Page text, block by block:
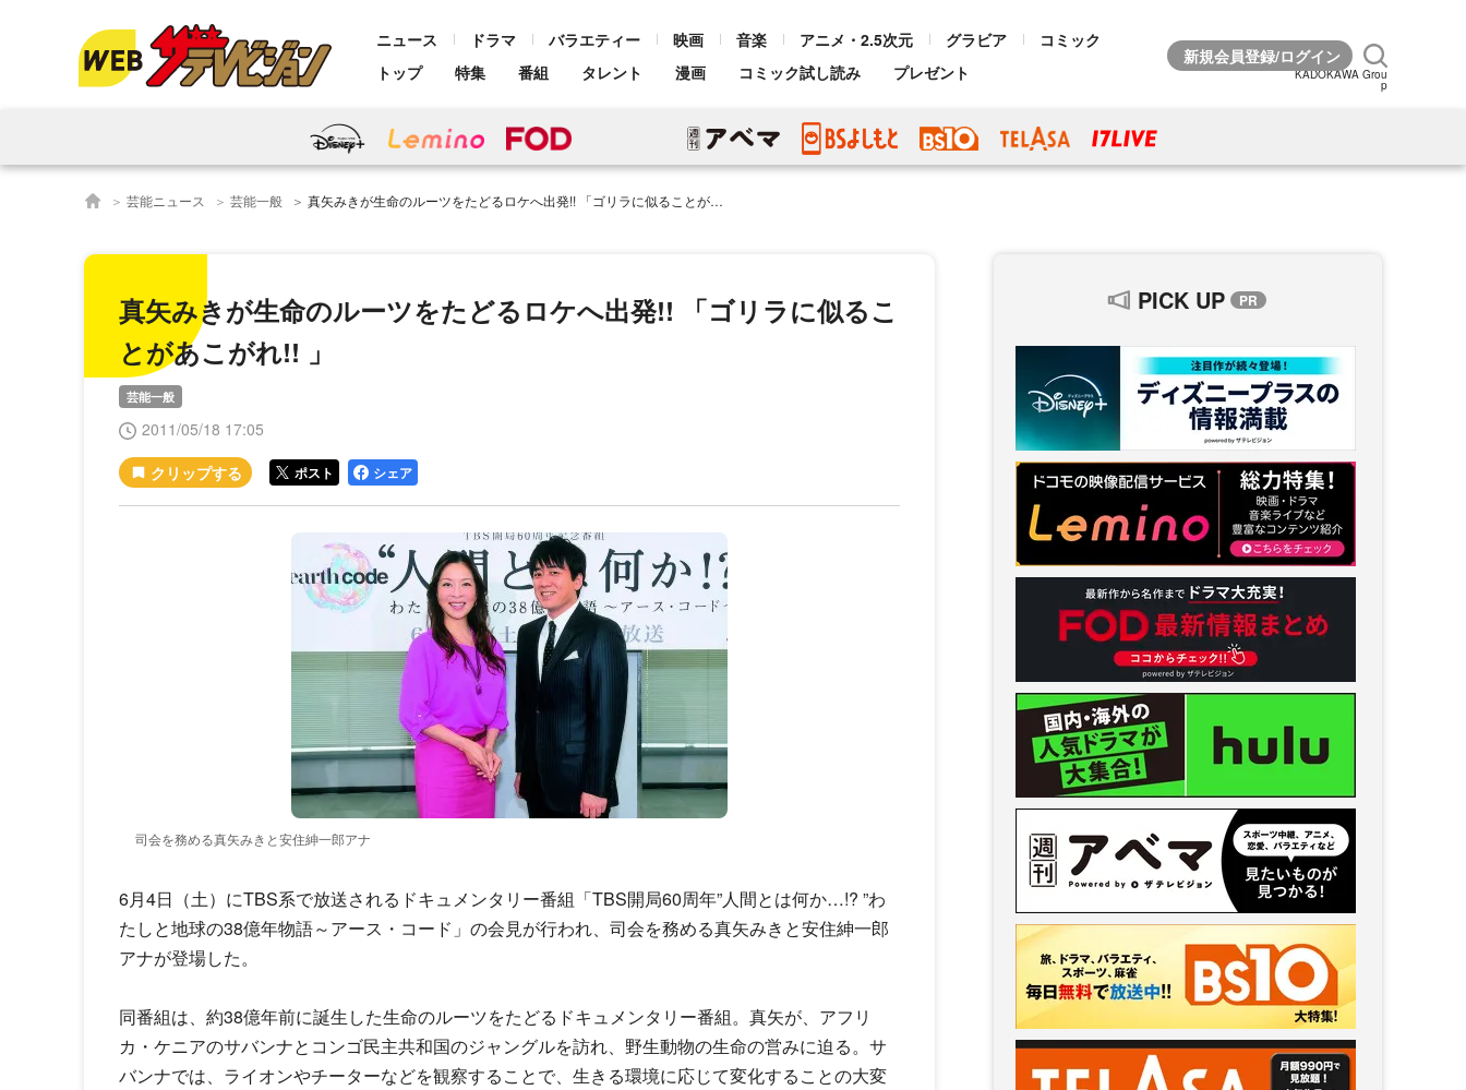
ニュース ドラマ バラエティー 映画 音楽 アニメ・2.5次元 グラビア
コミック
トップ
特集 番組 タレント 漫画 コミック試し読み プレゼント KADOKAWA Grou
p
芸能ニュース 芸能一般 真矢みきが生命のルーツをたどるロケへ出発!! 「ゴリラに似ることがあこがれ!! 」
真矢みきが生命のルーツをたどるロケへ出発!! 「ゴリラに似るこ
とがあこがれ!! 」
芸能一般
2011/05/18 17:05
ポスト シェア
司会を務める真矢みきと安住紳一郎アナ
6月4日（土）にTBS系で放送されるドキュメンタリー番組「TBS開局60周年”人間とは何か…!? ”わ
たしと地球の38億年物語～アース・コード」の会見が行われ、司会を務める真矢みきと安住紳一郎
アナが登場した。
同番組は、約38億年前に誕生した生命のルーツをたどるドキュメンタリー番組。真矢が、アフリ
カ・ケニアのサバンナとコンゴ民主共和国のジャングルを訪れ、野生動物の生命の営みに迫る。サ
バンナでは、ライオンやチーターなどを観察することで、生きる環境に応じて変化することの大変
PICK UP